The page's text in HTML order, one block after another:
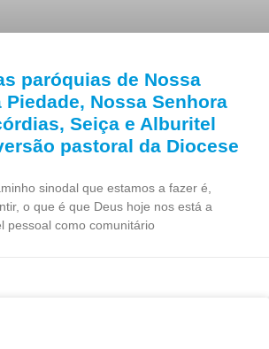
paróquias de Nossa
Piedade, Nossa Senhora
Seiça e Alburitel
pastoral da Diocese
sinodal que estamos a fazer é,
o que é que Deus hoje nos está a
pessoal como comunitário